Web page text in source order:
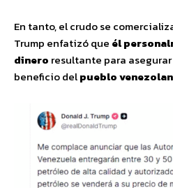
En tanto, el crudo se
Trump enfatizó que él
dinero resultante para
beneficio delpueblo